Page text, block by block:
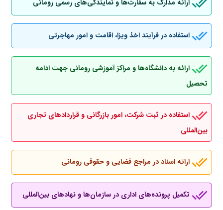
ارائه مدارک به سفارت‌ها و نمایندگی‌های رسمی رومانی
استفاده در فرآیند اخذ ویزا، اقامت و امور مهاجرتی
ارائه به دانشگاه‌ها و مراکز آموزشی رومانی جهت ادامه
تحصیل
استفاده در ثبت شرکت، امور بازرگانی و قراردادهای تجاری
بین‌المللی
ارائه اسناد در مراجع قضایی و حقوقی رومانی
تکمیل پرونده‌های اداری در سازمان‌ها و نهادهای بین‌المللی